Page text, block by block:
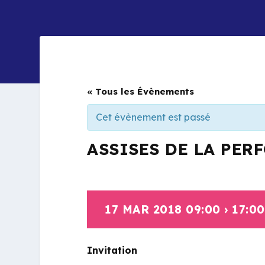
« Tous les Évènements
Cet évènement est passé
ASSISES DE LA
17 MAR 2018 09:00 › 17:00
Invitation